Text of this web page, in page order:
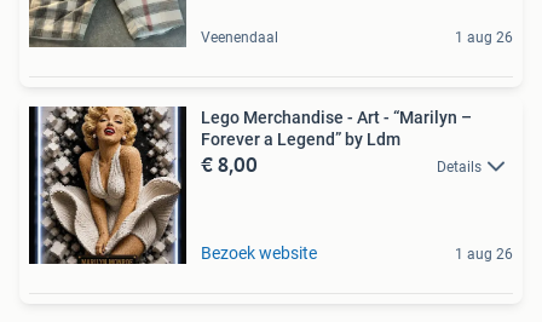
Veenendaal 1 aug 26
Lego Merchandise - Art - “Marilyn –
Forever a Legend” by Ldm
€ 8,00 Details
Bezoek website 1 aug 26